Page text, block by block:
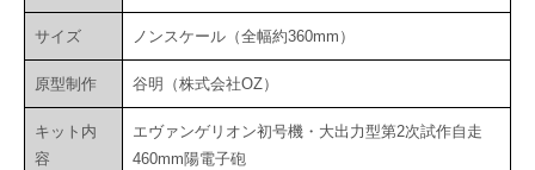
サイズ ノンスケール（全幅約360mm）
原型制作 谷明（株式会社OZ）
キット内
容
エヴァンゲリオン初号機・大出力型第2次試作自走
460mm陽電子砲